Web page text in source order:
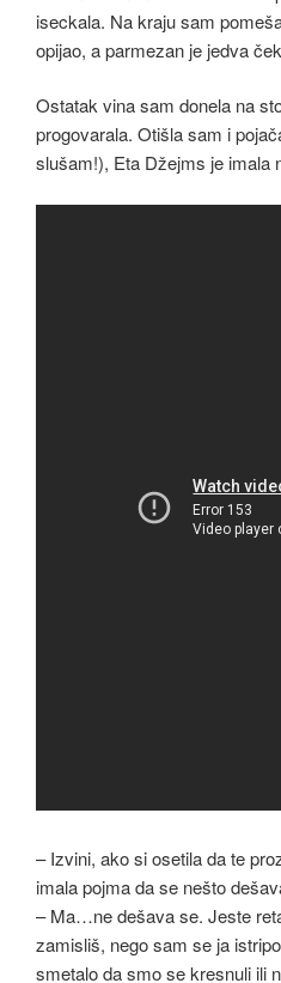
iseckala. Na kraju sam
opijao, a parmezan je jedva
Ostatak vina sam donela na
progovarala. Otišla sam i
slušam!), Eta Džejms je imala
– Izvini, ako si osetila da te
imala pojma da se nešto
– Ma…ne dešava se. Jeste
zamisliš, nego sam se ja
smetalo da smo se kresnuli ili